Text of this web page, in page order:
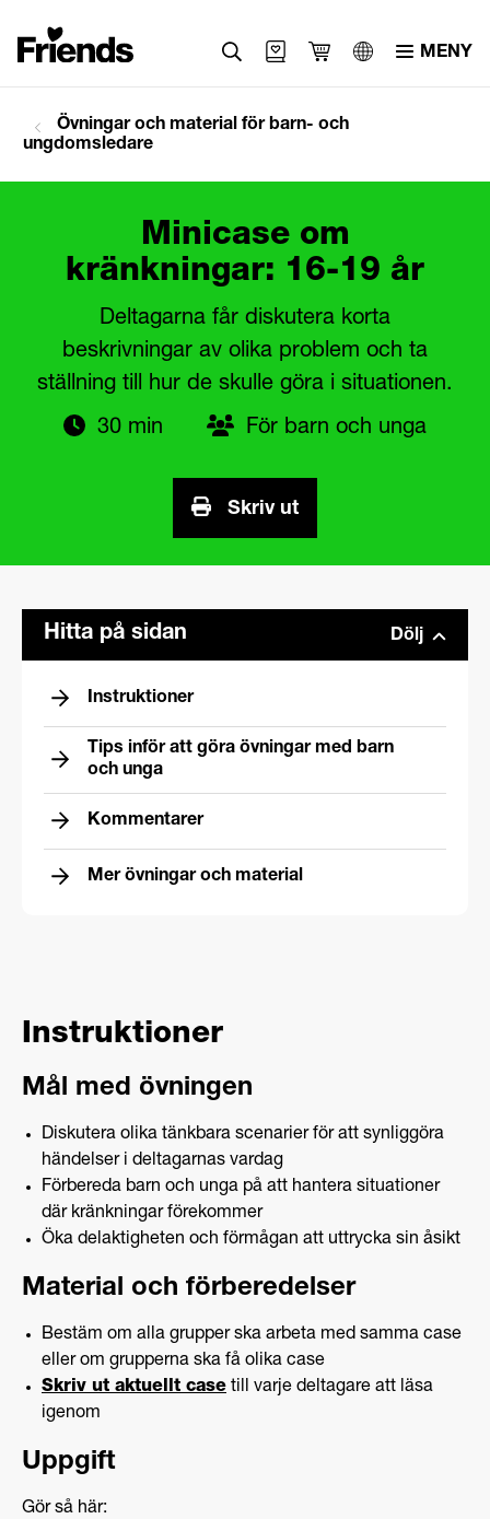
MENY
Övningar och material för barn- och
ungdomsledare
Minicase om
kränkningar: 16-19 år
Deltagarna får diskutera korta
beskrivningar av olika problem och ta
ställning till hur de skulle göra i situationen.
30 min
För barn och unga
Skriv ut
Hitta på sidan Dölj
Instruktioner
Tips inför att göra övningar med barn
och unga
Kommentarer
Mer övningar och material
Instruktioner
Mål med övningen
Diskutera olika tänkbara scenarier för att synliggöra
händelser i deltagarnas vardag
Förbereda barn och unga på att hantera situationer
där kränkningar förekommer
Öka delaktigheten och förmågan att uttrycka sin åsikt
Material och förberedelser
Bestäm om alla grupper ska arbeta med samma case
eller om grupperna ska få olika case
Skriv ut aktuellt case till varje deltagare att läsa
igenom
Uppgift
Gör så här: